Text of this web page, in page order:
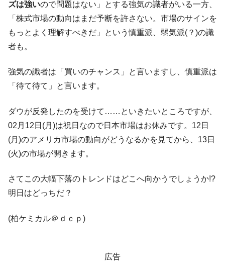
『Money1』
韓国型イージス搭載の次世代駆逐艦
「KDDX」1番艦、2032年竣工と公示
『Money1』
【対日本円】ウォン安が急進！ 日米の協調
に韓国がいっちょがみしたのでは。
『Money1』
韓国政府『BYD』車への補助金を全廃 ⇒ 実
は韓国で『BYD』車は売れている。6カ月で対前年同期比
1.9倍！
く空港に詰めかけ「出て行け！」「極右勢力」のプラカー
ドを掲げる「在韓反米勢力」
『Money1』
韓国政府「2035年までに18.4GW規模のAIデ
ータセンター整備」⇒ だから無理だってば。
ほぼ終わった」
『Money1』
韓国『国民年金公団』株価暴落で200兆蒸
韓国「橋が落ちました」⇒ 耐久性「なさす
ズは強いので問題はない」とする強気の識者がいる一方、
「株式市場の動向はまだ予断を許さない。市場のサインを
もっとよく理解すべきだ」という慎重派、弱気派(？)の識
者も。
強気の識者は「買いのチャンス」と言いますし、慎重派は
「待て待て」と言います。
ダウが反発したのを受けて……といきたいところですが、
02月12日(月)は祝日なので日本市場はお休みです。12日
(月)のアメリカ市場の動向がどうなるかを見てから、13日
(火)の市場が開きます。
さてこの大幅下落のトレンドはどこへ向かうでしょうか!?
明日はどっちだ？
(柏ケミカル＠ｄｃｐ)
広告